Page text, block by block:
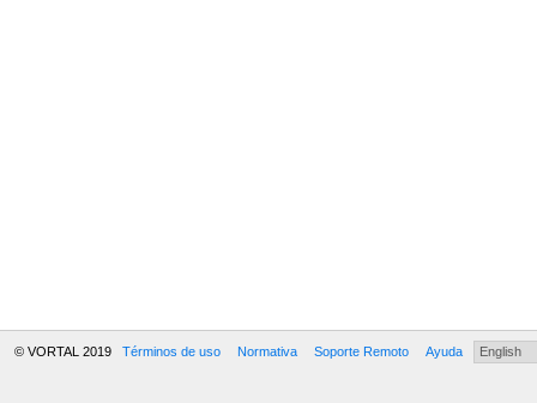
© VORTAL 2019 Términos de uso Normativa Soporte Remoto Ayuda